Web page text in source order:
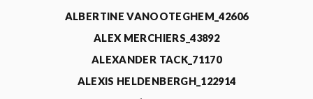
ALBERTINE VANOOTEGHEM_42606
ALEX MERCHIERS_43892
ALEXANDER TACK_71170
ALEXIS HELDENBERGH_122914